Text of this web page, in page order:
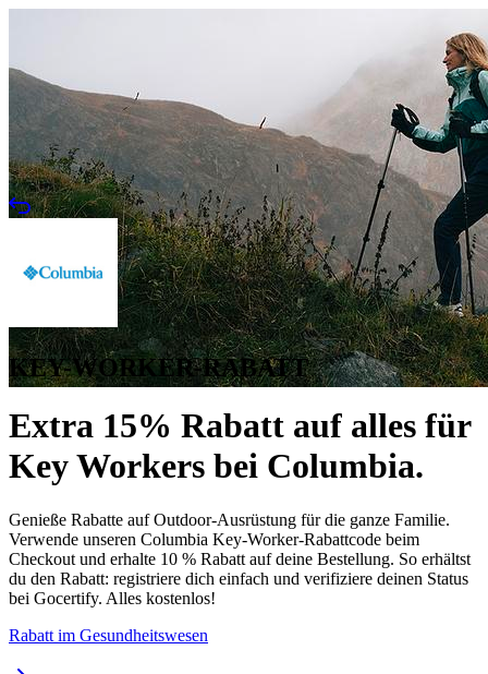
KEY-WORKER-RABATT
Extra 15% Rabatt auf alles für
Key Workers bei Columbia.
Genieße Rabatte auf Outdoor-Ausrüstung für die ganze Familie.
Verwende unseren Columbia Key-Worker-Rabattcode beim
Checkout und erhalte 10 % Rabatt auf deine Bestellung. So erhältst
du den Rabatt: registriere dich einfach und verifiziere deinen Status
bei Gocertify. Alles kostenlos!
Rabatt im Gesundheitswesen